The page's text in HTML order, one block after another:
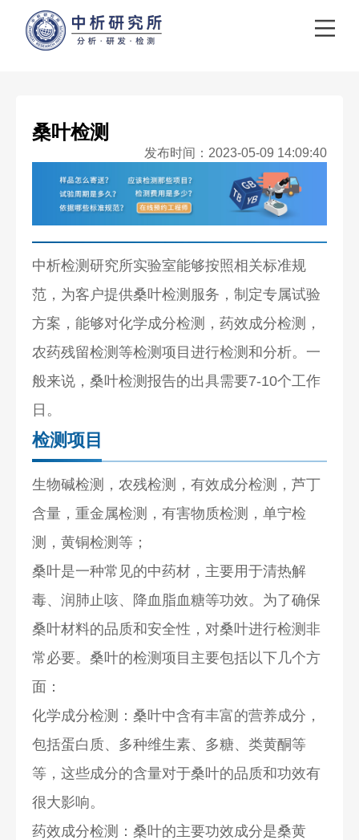
桑叶检测
发布时间：2023-05-09 14:09:40
中析检测研究所实验室能够按照相关标准规
范，为客户提供桑叶检测服务，制定专属试验
方案，能够对化学成分检测，药效成分检测，
农药残留检测等检测项目进行检测和分析。一
般来说，桑叶检测报告的出具需要7-10个工作
日。
检测项目
生物碱检测，农残检测，有效成分检测，芦丁
含量，重金属检测，有害物质检测，单宁检
测，黄铜检测等；
桑叶是一种常见的中药材，主要用于清热解
毒、润肺止咳、降血脂血糖等功效。为了确保
桑叶材料的品质和安全性，对桑叶进行检测非
常必要。桑叶的检测项目主要包括以下几个方
面：
化学成分检测：桑叶中含有丰富的营养成分，
包括蛋白质、多种维生素、多糖、类黄酮等
等，这些成分的含量对于桑叶的品质和功效有
很大影响。
药效成分检测：桑叶的主要功效成分是桑黄